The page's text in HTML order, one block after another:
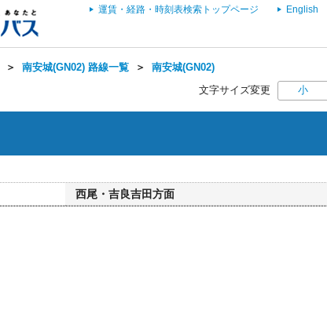
運賃・経路・時刻表検索トップページ English
＞ 南安城(GN02) 路線一覧 ＞ 南安城(GN02)
文字サイズ変更 小
西尾・吉良吉田方面